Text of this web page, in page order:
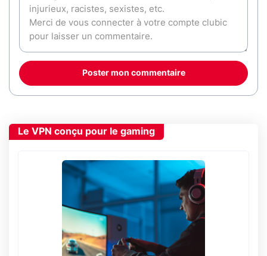
Poster mon commentaire
Le VPN conçu pour le gaming